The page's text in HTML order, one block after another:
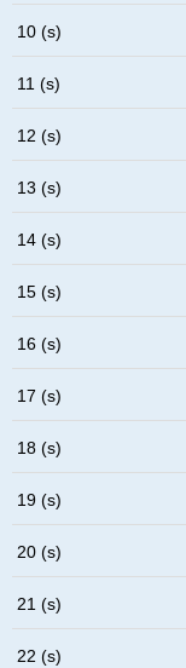
10 (s)
11 (s)
12 (s)
13 (s)
14 (s)
15 (s)
16 (s)
17 (s)
18 (s)
19 (s)
20 (s)
21 (s)
22 (s)